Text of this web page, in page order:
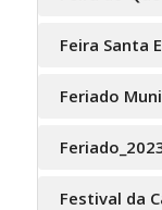
Feira Santa
Feriado
Festival da